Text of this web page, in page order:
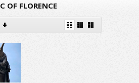
OF FLORENCE